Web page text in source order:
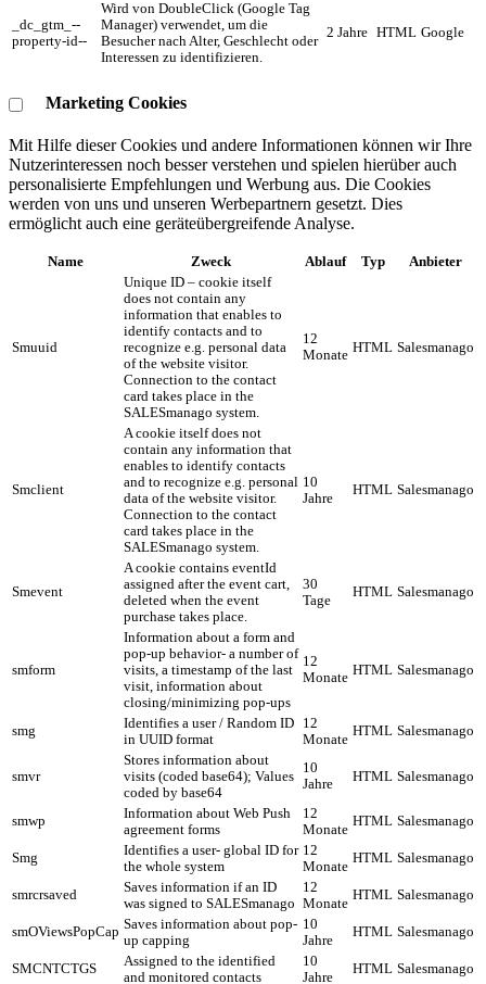
_dc_gtm_--
property-id--
Wird von DoubleClick (Google Tag
Manager) verwendet, um die
Besucher nach Alter, Geschlecht oder
Interessen zu identifizieren.
2 Jahre HTML Google
Marketing Cookies
Mit Hilfe dieser Cookies und andere Informationen können wir Ihre
Nutzerinteressen noch besser verstehen und spielen hierüber auch
personalisierte Empfehlungen und Werbung aus. ​Die Cookies
werden von uns und unseren Werbepartnern gesetzt. Dies
ermöglicht auch eine geräteübergreifende Analyse.
Name Zweck Ablauf Typ Anbieter
Smuuid
Unique ID – cookie itself
does not contain any
information that enables to
identify contacts and to
recognize e.g. personal data
of the website visitor.
Connection to the contact
card takes place in the
SALESmanago system.
12
Monate HTML Salesmanago
Smclient
A cookie itself does not
contain any information that
enables to identify contacts
and to recognize e.g. personal
data of the website visitor.
Connection to the contact
card takes place in the
SALESmanago system.
10
Jahre
HTML Salesmanago
Smevent
A cookie contains eventId
assigned after the event cart,
deleted when the event
purchase takes place.
30
Tage
HTML Salesmanago
smform
Information about a form and
pop-up behavior- a number of
visits, a timestamp of the last
visit, information about
closing/minimizing pop-ups
12
Monate HTML Salesmanago
smg
Identifies a user / Random ID
in UUID format
12
Monate
HTML Salesmanago
smvr
Stores information about
visits (coded base64); Values
coded by base64
10
Jahre
HTML Salesmanago
smwp
Information about Web Push
agreement forms
12
Monate
HTML Salesmanago
Smg
Identifies a user- global ID for
the whole system
12
Monate
HTML Salesmanago
smrcrsaved
Saves information if an ID
was signed to SALESmanago
12
Monate
HTML Salesmanago
smOViewsPopCap Saves information about pop-
up capping
10
Jahre
HTML Salesmanago
SMCNTCTGS
Assigned to the identified
and monitored contacts
10
Jahre
HTML Salesmanago